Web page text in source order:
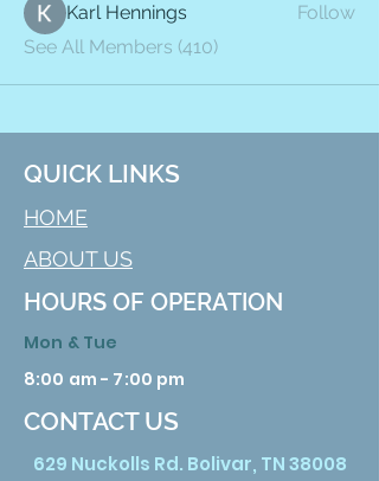
Karl Hennings
Follow
See All Members (410)
QUICK LINKS
HOME
ABOUT US
HOURS OF OPERATION
Mon & Tue
8:00 am - 7:00 pm
CONTACT US
629 Nuckolls Rd. Bolivar, TN 38008